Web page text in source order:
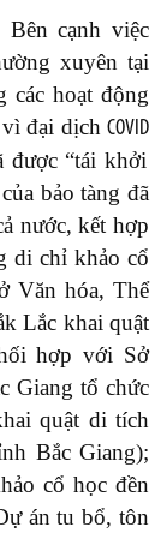
Bên cạnh việc
xuyên tại
các hoạt động
đại dịch COVID
được “tái khởi
bảo tàng đã
nước, kết hợp
di chỉ khảo cổ
Văn hóa, Thể
Lắc khai quật
hợp với Sở
Giang tổ chức
quật di tích
Bắc Giang);
cổ học đền
án tu bổ, tôn